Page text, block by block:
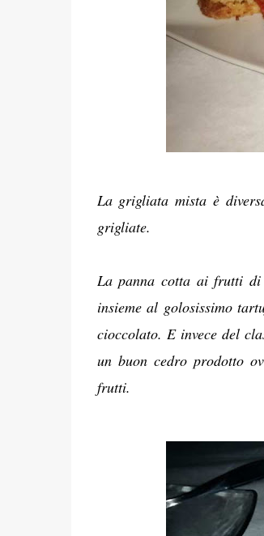
La grigliata mista è
grigliate.
La panna cotta ai frutti
insieme al golosissimo
cioccolato. E invece del
un buon cedro prodotto
frutti.